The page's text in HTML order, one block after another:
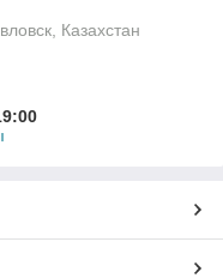
Казахстан